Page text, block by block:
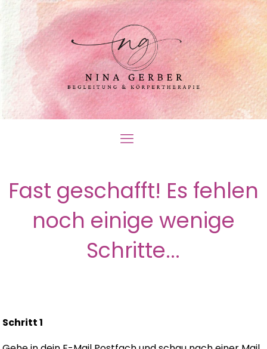
Fast geschafft! Es fehlen
noch einige wenige
Schritte...
Schritt 1